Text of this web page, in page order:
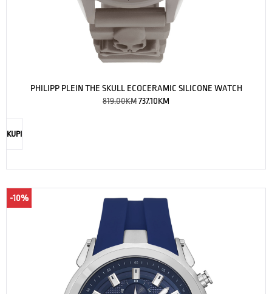
PHILIPP PLEIN THE SKULL ECOCERAMIC SILICONE WATCH
819.00KM737.10KM
KUPI
-10%